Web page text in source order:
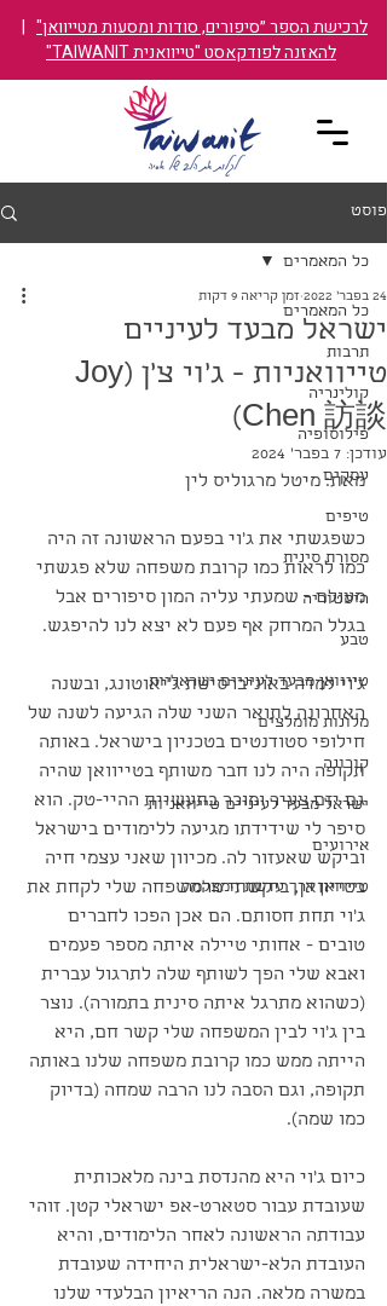
לרכישת הספר ״סיפורים, סודות ומסעות מטייוואן" |
להאזנה לפודקאסט "טייוואנית TAIWANIT"
פוסט
כל המאמרים
תרבות
קולינריה
פילוסופיה
עסקים
טיפים
מסורת סינית
היסטוריה
טבע
טייוואן מבעד לעיניים ישראליות
מלונות מומלצים
קורונה
ישראל מבעד לעיניים טייוואניות
אירועים
טייוואן דרך עדשת המצלמה
כל המאמרים
ישראל מבעד לעיניים
טייוואניות - ג׳וי צ׳ן (Joy
Chen 訪談)
24 בפבר׳ 2022 זמן קריאה 9 דקות
עודכן: 7 בפבר׳ 2024
מאת: מיטל מרגוליס לין
כשפגשתי את ג'וי בפעם הראשונה זה היה
כמו לראות כמו קרובת משפחה שלא פגשתי
מעולם - שמעתי עליה המון סיפורים אבל
בגלל המרחק אף פעם לא יצא לנו להיפגש.
ג׳וי למדה באוניברסיטת ג׳יאוטונג, ובשנה
האחרונה לתואר השני שלה הגיעה לשנה של
חילופי סטודנטים בטכניון בישראל. באותה
תקופה היה לנו חבר משותף בטייוואן שהיה
גם יזם צעיר ומוכר בתעשיית ההיי-טק. הוא
סיפר לי שידידתו מגיעה ללימודים בישראל
וביקש שאעזור לה. מכיוון שאני עצמי חיה
בטייוואן, ביקשתי מהמשפחה שלי לקחת את
ג׳וי תחת חסותם. הם אכן הפכו לחברים
טובים - אחותי טיילה איתה מספר פעמים
ואבא שלי הפך לשותף שלה לתרגול עברית
(כשהוא מתרגל איתה סינית בתמורה). נוצר
בין ג׳וי לבין המשפחה שלי קשר חם, היא
הייתה ממש כמו קרובת משפחה שלנו באותה
תקופה, וגם הסבה לנו הרבה שמחה (בדיוק
כמו שמה).
כיום ג׳וי היא מהנדסת בינה מלאכותית
שעובדת עבור סטארט-אפ ישראלי קטן. זוהי
עבודתה הראשונה לאחר הלימודים, והיא
העובדת הלא-ישראלית היחידה שעובדת
במשרה מלאה. הנה הריאיון הבלעדי שלנו